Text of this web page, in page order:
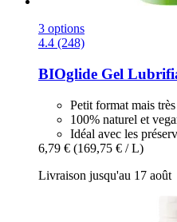
3 options
4.4 (248)
BIOglide Gel
Petit format mais
100% naturel et
Idéal avec les
6,79 € (169,75 € / L)
Livraison jusqu'au 17 août